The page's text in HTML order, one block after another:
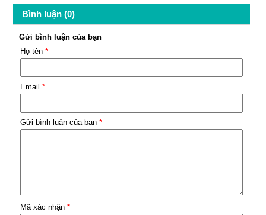
Bình luận (0)
Gửi bình luận của bạn
Họ tên *
Email *
Gửi bình luận của bạn *
Mã xác nhận *